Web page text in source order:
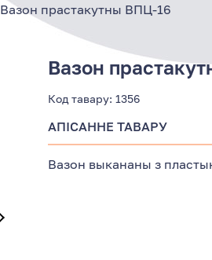
Вазон прастакутны ВПЦ-16
Вазон
Код тавару: 1356
АПІСАННЕ ТАВАРУ
Вазон выкананы з